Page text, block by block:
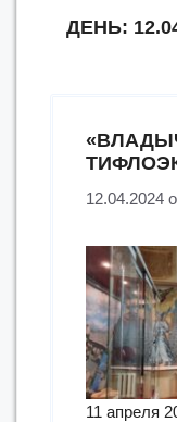
ДЕНЬ:
12.04.2024
11 апреля